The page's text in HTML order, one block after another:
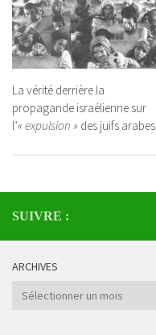
La vérité derrière la
propagande israélienne sur
l’« expulsion » des juifs arabes
SUIVRE :
ARCHIVES
Archives